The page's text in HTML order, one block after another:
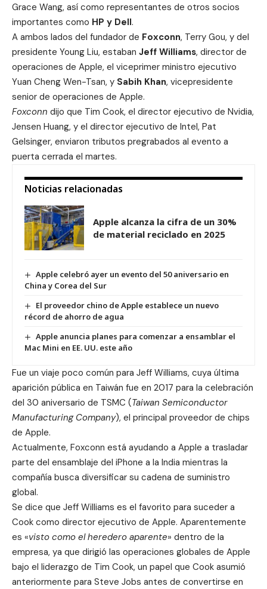
Grace Wang, así como representantes de otros socios
importantes como HP y Dell.
A ambos lados del fundador de Foxconn, Terry Gou, y del
presidente Young Liu, estaban Jeff Williams, director de
operaciones de Apple, el viceprimer ministro ejecutivo
Yuan Cheng Wen-Tsan, y Sabih Khan, vicepresidente
senior de operaciones de Apple.
Foxconn dijo que Tim Cook, el director ejecutivo de Nvidia,
Jensen Huang, y el director ejecutivo de Intel, Pat
Gelsinger, enviaron tributos pregrabados al evento a
puerta cerrada el martes.
Noticias relacionadas
Apple alcanza la cifra de un 30%
de material reciclado en 2025
Apple celebró ayer un evento del 50 aniversario en
China y Corea del Sur
El proveedor chino de Apple establece un nuevo
récord de ahorro de agua
Apple anuncia planes para comenzar a ensamblar el
Mac Mini en EE. UU. este año
Fue un viaje poco común para Jeff Williams, cuya última
aparición pública en Taiwán fue en 2017 para la celebración
del 30 aniversario de TSMC (Taiwan Semiconductor
Manufacturing Company), el principal proveedor de chips
de Apple.
Actualmente, Foxconn está ayudando a Apple a trasladar
parte del ensamblaje del iPhone a la India mientras la
compañía busca diversificar su cadena de suministro
global.
Se dice que Jeff Williams es el favorito para suceder a
Cook como director ejecutivo de Apple. Aparentemente
es «visto como el heredero aparente» dentro de la
empresa, ya que dirigió las operaciones globales de Apple
bajo el liderazgo de Tim Cook, un papel que Cook asumió
anteriormente para Steve Jobs antes de convertirse en